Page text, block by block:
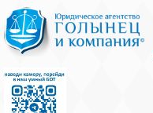
Хезмәтләре һәм
Хезмәт өчен